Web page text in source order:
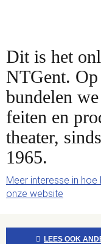
Dit is het
NTGent. Op
bundelen
feiten en
theater,
1965.
Meer interesse in
onze website
LEES OOK